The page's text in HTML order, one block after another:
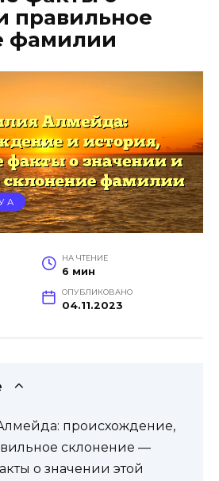
правильное
фамилии
А
НА ЧТЕНИЕ
6 мин
ОПУБЛИКОВАНО
04.11.2023
происхождение,
склонение —
о значении этой